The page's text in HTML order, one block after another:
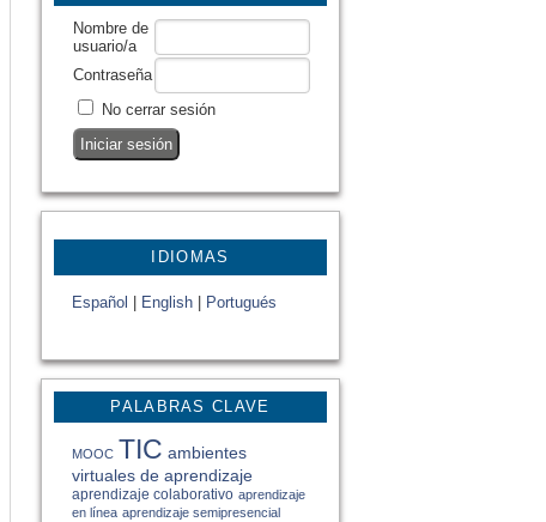
Nombre de
usuario/a
Contraseña
No cerrar sesión
IDIOMAS
Español English Portugués
PALABRAS CLAVE
MOOC TIC ambientes
virtuales de aprendizaje
aprendizaje colaborativo aprendizaje
en línea aprendizaje semipresencial